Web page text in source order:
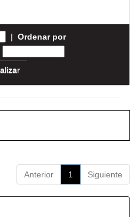
| Ordenar por
Anterior 1 Siguiente